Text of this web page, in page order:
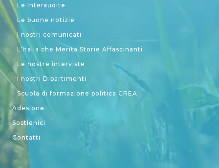
Le Interaudite
Le buone notizie
I nostri comunicati
L’Italia che Merita Storie Affascinanti
Le nostre interviste
I nostri Dipartimenti
Scuola di formazione politica CREA
Adesione
Sostienici
Contatti